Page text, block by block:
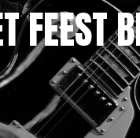
FEEST